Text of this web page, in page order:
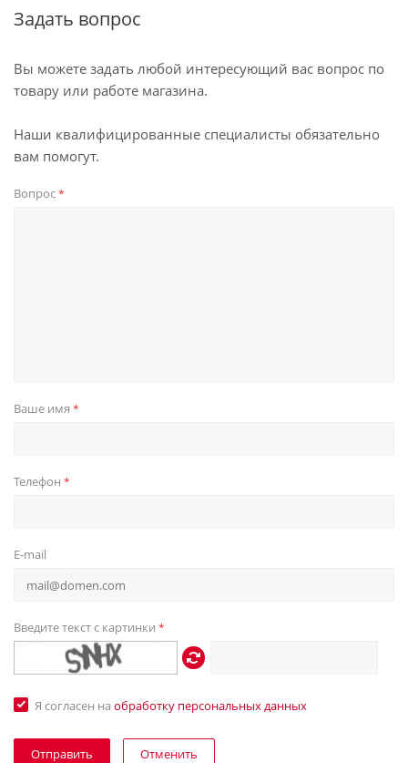
Задать вопрос
Вы можете задать любой интересующий вас вопрос по
товару или работе магазина.
Наши квалифицированные специалисты обязательно
вам помогут.
Вопрос*
Ваше имя *
Телефон *
E-mail
Введите текст с картинки *
Я согласен на обработку персональных данных
Отменить